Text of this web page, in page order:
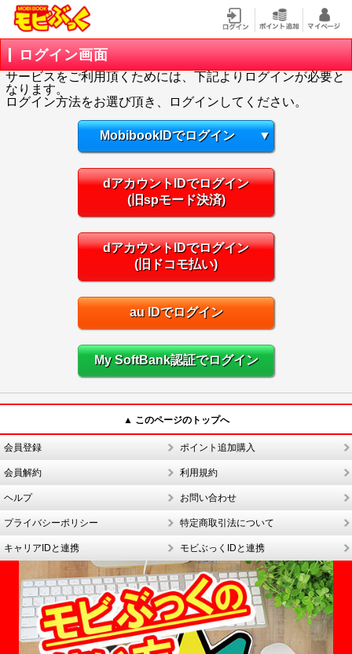
ログイン画面
サービスをご利用頂くためには、下記よりログインが必要と
なります。
ログイン方法をお選び頂き、ログインしてください。
MobibookIDでログイン ▼
dアカウントIDでログイン
(旧spモード決済)
dアカウントIDでログイン
(旧ドコモ払い)
au IDでログイン
My SoftBank認証でログイン
▲ このページのトップへ
会員登録 ポイント追加購入
会員解約 利用規約
ヘルプ お問い合わせ
プライバシーポリシー 特定商取引法について
キャリアIDと連携 モビぶっくIDと連携